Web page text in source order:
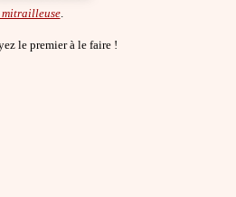
.
le premier à le faire !